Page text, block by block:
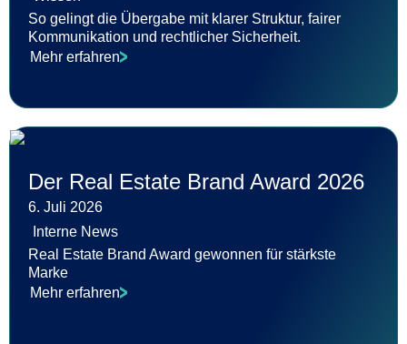
So gelingt die Übergabe mit klarer Struktur, fairer
Kommunikation und rechtlicher Sicherheit.
Mehr erfahren
Der Real Estate Brand Award 2026
6. Juli 2026
Interne News
Real Estate Brand Award gewonnen für stärkste
Marke
Mehr erfahren